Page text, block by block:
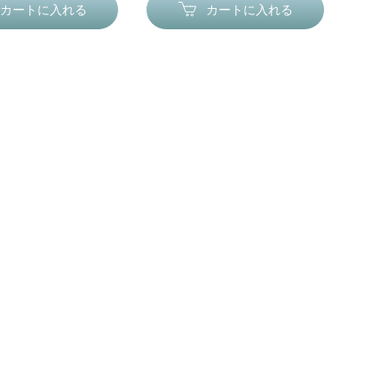
カートに入れる カートに入れる